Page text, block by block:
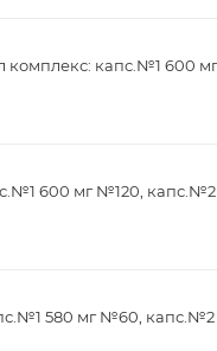
комплекс: капс.№1
600 мг №120,
580 мг №60,